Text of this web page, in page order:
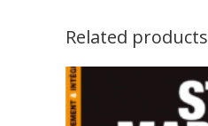
Related products